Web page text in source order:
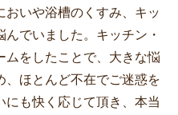
おいや浴槽のくすみ、キッ
でいました。キッチン・
ムをしたことで、大きな悩
、ほとんど不在でご迷惑を
にも快く応じて頂き、本当